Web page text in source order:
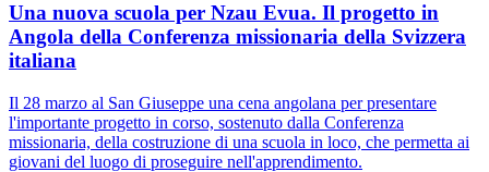
Una nuova scuola per Nzau Evua. Il progetto in
Angola della Conferenza missionaria della Svizzera
italiana
Il 28 marzo al San Giuseppe una cena angolana per presentare
l'importante progetto in corso, sostenuto dalla Conferenza
missionaria, della costruzione di una scuola in loco, che permetta ai
giovani del luogo di proseguire nell'apprendimento.